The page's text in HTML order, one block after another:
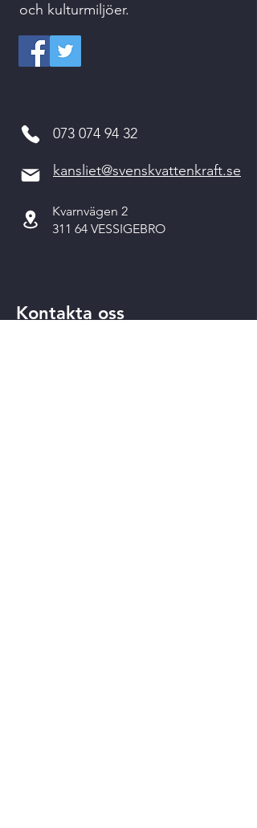
och kulturmiljöer.
073 074 94 32
kansliet@svenskvattenkraft.se
Kvarnvägen 2
311 64 VESSIGEBRO
Kontakta oss